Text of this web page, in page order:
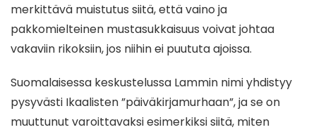
merkittävä muistutus siitä, että vaino ja
pakkomielteinen mustasukkaisuus voivat johtaa
vakaviin rikoksiin, jos niihin ei puututa ajoissa.
Suomalaisessa keskustelussa Lammin nimi yhdistyy
pysyvästi Ikaalisten ”päiväkirjamurhaan”, ja se on
muuttunut varoittavaksi esimerkiksi siitä, miten